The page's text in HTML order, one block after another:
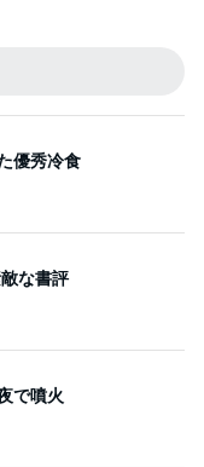
優秀冷食
な書評
で噴火